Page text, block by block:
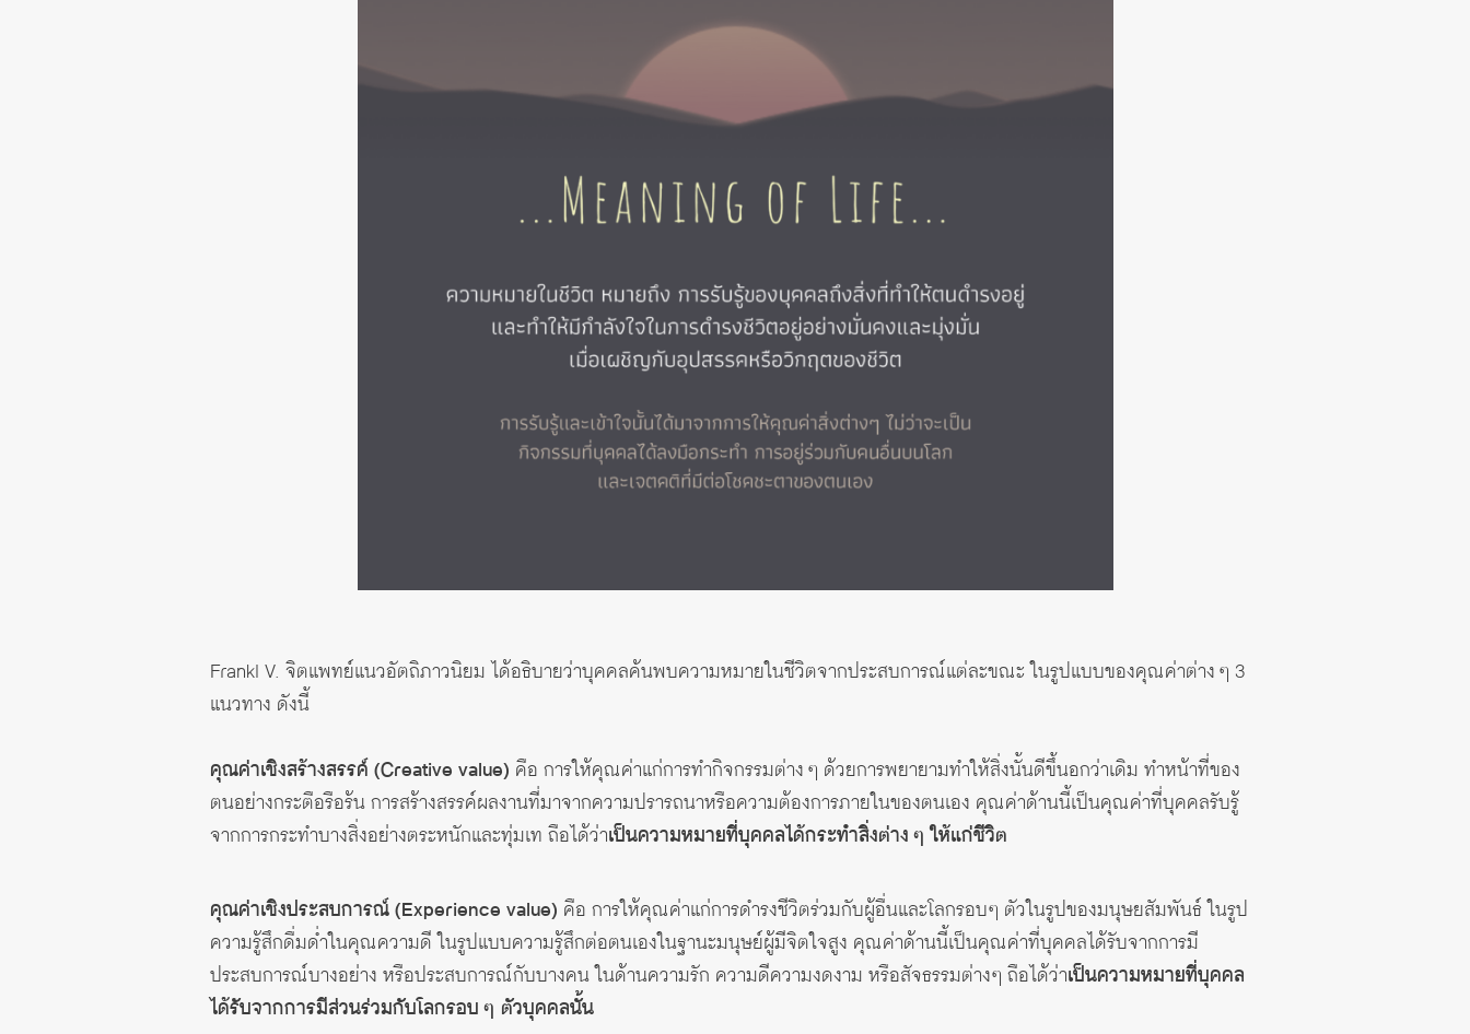
Frankl V. จิตแพทย์แนวอัตถิภาวนิยม ได้อธิบายว่าบุคคลค้นพบความหมายในชีวิตจากประสบการณ์แต่ละขณะ ในรูปแบบของคุณค่าต่าง ๆ 3
แนวทาง ดังนี้
คุณค่าเชิงสร้างสรรค์ (Creative value) คือ การให้คุณค่าแก่การทำกิจกรรมต่าง ๆ ด้วยการพยายามทำให้สิ่งนั้นดีขึ้นอกว่าเดิม ทำหน้าที่ของ
ตนอย่างกระตือรือร้น การสร้างสรรค์ผลงานที่มาจากความปรารถนาหรือความต้องการภายในของตนเอง คุณค่าด้านนี้เป็นคุณค่าที่บุคคลรับรู้
จากการกระทำบางสิ่งอย่างตระหนักและทุ่มเท ถือได้ว่าเป็นความหมายที่บุคคลได้กระทำสิ่งต่าง ๆ ให้แก่ชีวิต
คุณค่าเชิงประสบการณ์(Experience value) คือ การให้คุณค่าแก่การดำรงชีวิตร่วมกับผู้อื่นและโลกรอบๆ ตัวในรูปของมนุษยสัมพันธ์ ในรูป
ความรู้สึกดื่มด่ำในคุณความดี ในรูปแบบความรู้สึกต่อตนเองในฐานะมนุษย์ผู้มีจิตใจสูง คุณค่าด้านนี้เป็นคุณค่าที่บุคคลได้รับจากการมี
ประสบการณ์บางอย่าง หรือประสบการณ์กับบางคน ในด้านความรัก ความดีความงดงาม หรือสัจธรรมต่างๆ ถือได้ว่าเป็นความหมายที่บุคคล
ได้รับจากการมีส่วนร่วมกับโลกรอบ ๆ ตัวบุคคลนั้น